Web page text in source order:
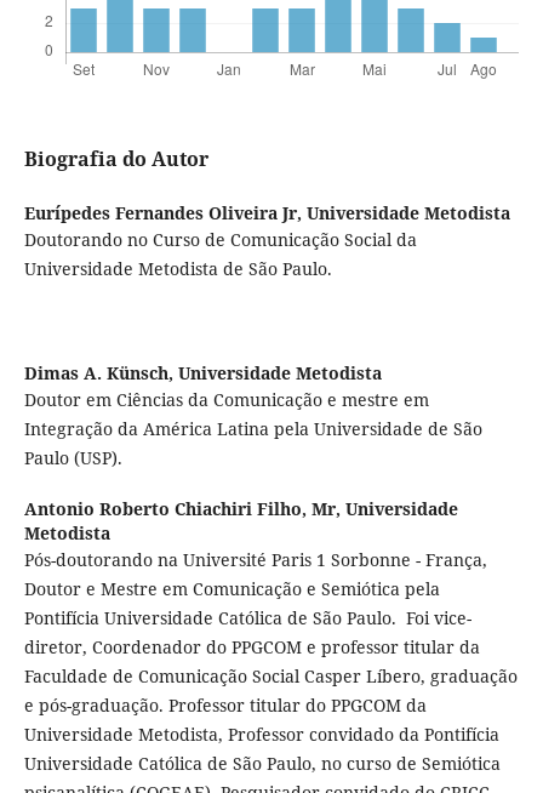
Biografia do Autor
Eurípedes Fernandes Oliveira Jr, Universidade Metodista
Doutorando no Curso de Comunicação Social da
Universidade Metodista de São Paulo.
Dimas A. Künsch, Universidade Metodista
Doutor em Ciências da Comunicação e mestre em
Integração da América Latina pela Universidade de São
Paulo (USP).
Antonio Roberto Chiachiri Filho, Mr, Universidade
Metodista
Pós-doutorando na Université Paris 1 Sorbonne - França,
Doutor e Mestre em Comunicação e Semiótica pela
Pontifícia Universidade Católica de São Paulo. Foi vice-
diretor, Coordenador do PPGCOM e professor titular da
Faculdade de Comunicação Social Casper Líbero, graduação
e pós-graduação. Professor titular do PPGCOM da
Universidade Metodista, Professor convidado da Pontifícia
Universidade Católica de São Paulo, no curso de Semiótica